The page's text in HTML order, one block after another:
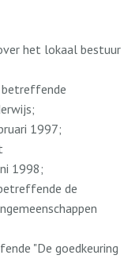
het lokaal bestuur
1997;
1998;
de
"De goedkeuring